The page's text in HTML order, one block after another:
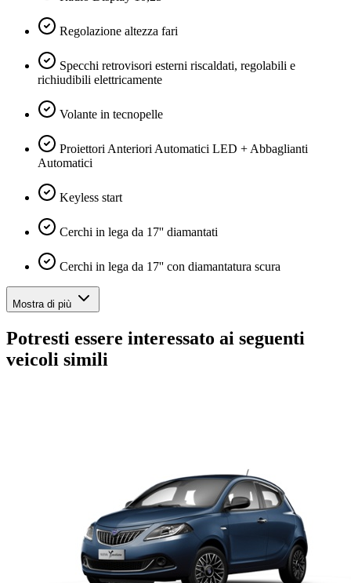
Regolazione altezza fari
Specchi retrovisori esterni riscaldati, regolabili e
richiudibili elettricamente
Volante in tecnopelle
Proiettori Anteriori Automatici LED + Abbaglianti
Automatici
Keyless start
Cerchi in lega da 17'' diamantati
Cerchi in lega da 17'' con diamantatura scura
Mostra di più
Potresti essere interessato ai seguenti
veicoli simili